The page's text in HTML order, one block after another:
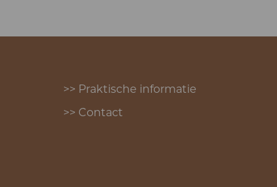
>> Praktische informatie
>> Contact